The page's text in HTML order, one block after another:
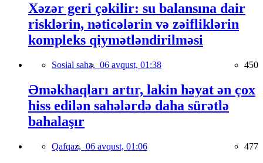
Xəzər geri çəkilir: su balansına dair
risklərin, nəticələrin və zəifliklərin
kompleks qiymətləndirilməsi
Sosial sahə, 06 avqust, 01:38 450
Əməkhaqları artır, lakin həyat ən çox
hiss edilən sahələrdə daha sürətlə
bahalaşır
Qafqaz, 06 avqust, 01:06 477